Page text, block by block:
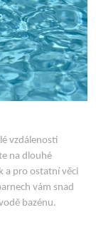
vzdálenosti
na dlouhé
a pro ostatní věci
vám snad
bazénu.